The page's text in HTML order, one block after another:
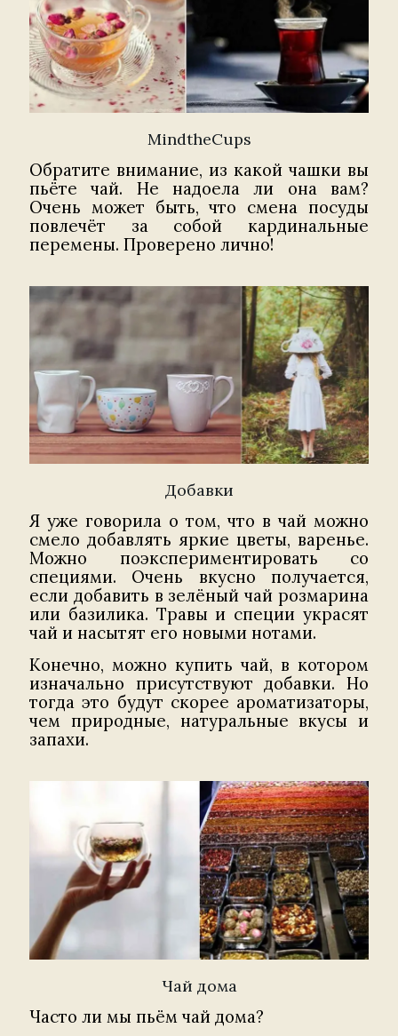
MindtheCups
Обратите внимание, из какой чашки вы
пьёте чай. Не надоела ли она вам?
Очень может быть, что смена посуды
повлечёт за собой кардинальные
перемены. Проверено лично!
Добавки
Я уже говорила о том, что в чай можно
смело добавлять яркие цветы, варенье.
Можно поэкспериментировать со
специями. Очень вкусно получается,
если добавить в зелёный чай розмарина
или базилика. Травы и специи украсят
чай и насытят его новыми нотами.
Конечно, можно купить чай, в котором
изначально присутствуют добавки. Но
тогда это будут скорее ароматизаторы,
чем природные, натуральные вкусы и
запахи.
Чай дома
Часто ли мы пьём чай дома?